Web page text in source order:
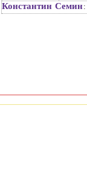
Константин Семин: